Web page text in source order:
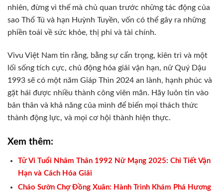
nhiên, đừng vì thế mà chủ quan trước những tác động của
sao Thổ Tú và hạn Huỳnh Tuyền, vốn có thể gây ra những
phiền toái về sức khỏe, thị phi và tài chính.
Vivu Việt Nam tin rằng, bằng sự cẩn trọng, kiên trì và một
lối sống tích cực, chủ động hóa giải vận hạn, nữ Quý Dậu
1993 sẽ có một năm Giáp Thìn 2024 an lành, hạnh phúc và
gặt hái được nhiều thành công viên mãn. Hãy luôn tin vào
bản thân và khả năng của mình để biến mọi thách thức
thành động lực, và mọi cơ hội thành hiện thực.
Xem thêm:
Tử Vi Tuổi Nhâm Thân 1992 Nữ Mạng 2025: Chi Tiết Vận
Hạn và Cách Hóa Giải
Cháo Sườn Chợ Đồng Xuân: Hành Trình Khám Phá Hương